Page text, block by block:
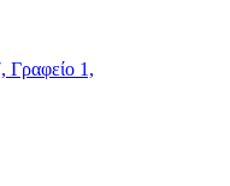
Γραφείο 1,